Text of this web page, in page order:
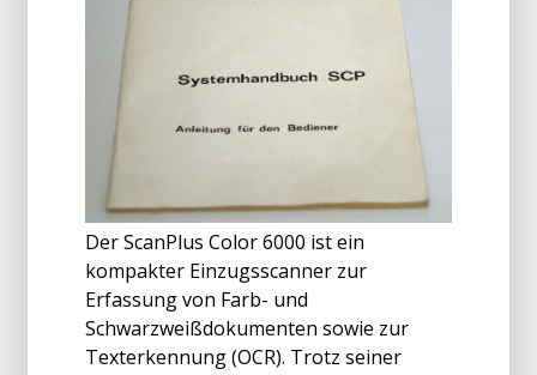
Der ScanPlus Color 6000 ist ein
kompakter Einzugsscanner zur
Erfassung von Farb- und
Schwarzweißdokumenten sowie zur
Texterkennung (OCR). Trotz seiner